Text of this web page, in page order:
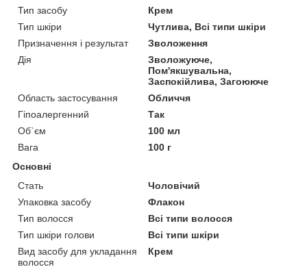
Тип засобу
Крем
Тип шкіри
Чутлива, Всі типи шкіри
Призначення і результат
Зволоження
Дія
Зволожуюче,
Пом'якшувальна,
Заспокійлива, Загоююче
Область застосування
Обличчя
Гіпоалергенний
Так
Об`єм
100 мл
Вага
100 г
Основні
Стать
Чоловічий
Упаковка засобу
Флакон
Тип волосся
Всі типи волосся
Тип шкіри голови
Всі типи шкіри
Вид засобу для укладання
волосся
Крем